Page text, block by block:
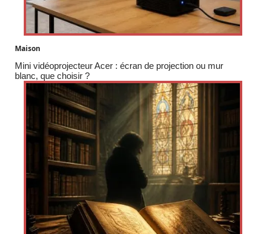
Maison
Mini vidéoprojecteur Acer : écran de projection ou mur
blanc, que choisir ?